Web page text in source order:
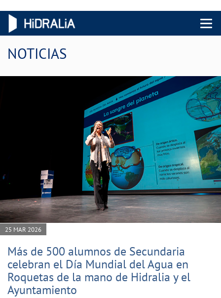
Menu
NOTICIAS
25 MAR 2026
Más de 500 alumnos de Secundaria
celebran el Día Mundial del Agua en
Roquetas de la mano de Hidralia y el
Ayuntamiento